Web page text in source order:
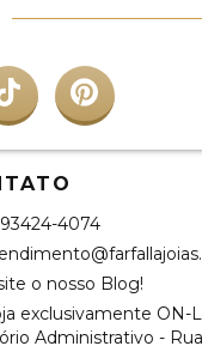
93424-4074
o nosso Blog!
exclusivamente ON-
Administrativo - Rua